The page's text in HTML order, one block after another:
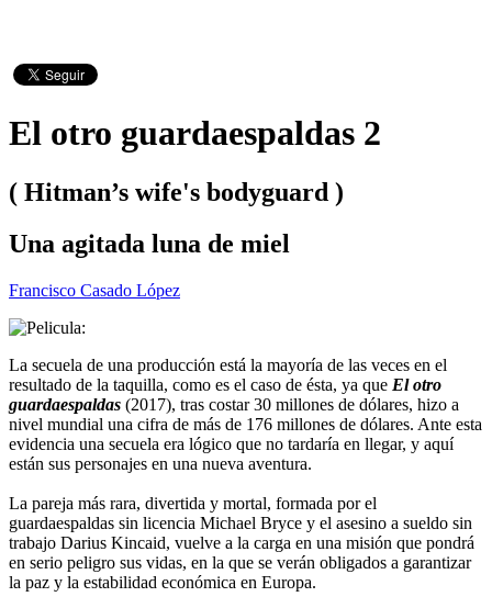
El otro guardaespaldas 2
( Hitman’s wife's bodyguard )
Una agitada luna de miel
Francisco Casado López
La secuela de una producción está la mayoría de las veces en el
resultado de la taquilla, como es el caso de ésta, ya que El otro
guardaespaldas (2017), tras costar 30 millones de dólares, hizo a
nivel mundial una cifra de más de 176 millones de dólares. Ante esta
evidencia una secuela era lógico que no tardaría en llegar, y aquí
están sus personajes en una nueva aventura.
La pareja más rara, divertida y mortal, formada por el
guardaespaldas sin licencia Michael Bryce y el asesino a sueldo sin
trabajo Darius Kincaid, vuelve a la carga en una misión que pondrá
en serio peligro sus vidas, en la que se verán obligados a garantizar
la paz y la estabilidad económica en Europa.